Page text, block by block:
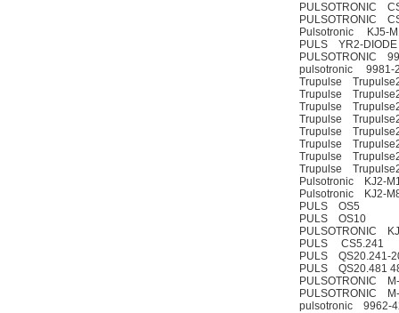
PULSOTRONIC
PULSOTRONIC
Pulsotronic KJ5-
PULS YR2-DIODE
PULSOTRONIC
pulsotronic 9981-
Trupulse
Trupulse
Trupulse
Trupulse
Trupulse
Trupulse
Trupulse
Trupulse
Pulsotronic KJ2-
Pulsotronic KJ2-
PULS OS5
PULS OS10
PULSOTRONIC
PULS CS5.241
PULS QS20.241-
PULS QS20.481
PULSOTRONIC
PULSOTRONIC
pulsotronic 9962-